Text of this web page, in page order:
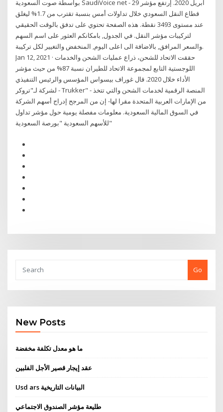
بواسطة صوت السعودية SaudiVoice net - 29 ابريل 2020. إرتفع مؤشر
قطاع النقل السعودي خلال تداولات أمس بنسبة تقترب من 1.7% ليغلق
عند مستوى 3493 نقطة. هذه الصفحة تحتوي على تدفق بالوقت الحقيقي
لتركيبات مؤشر النقل. في الجدول, بامكانكم العثور على اسم السهم
والسعر المرافق, بالاضافة الى اعلى اليوم, المنخفض والتغيير لكل تركيبة.
Jan 12, 2021 · حققت الاتحاد للشحن، ذراع عمليات الشحن والخدمات
اللوجستية التابع لمجموعة الاتحاد للطيران نسبة 87% من حيث مؤشر
الأداء خلال 2020. قال غوراف بيسواس المؤسس والرئيس التنفيذي
لشركة لـ"تروكر - Trukker" - المنصة الرقمية لخدمات الشحن والتي تتخذ
من الإمارات العربية المتحدة مقرا لها- إن من المرجح إدراج أسهم الشركة
في السوق المالية السعودية. معلومات مفصلة يومية حول مؤشر تداول
للأسهم السعودية "بورصة السعودية"
Go
New Posts
ما هو معدل تكلفة مخفضة
عقد إيجار قصير الأجل الفلبين
Usd ars البيانات التاريخية
طليعة مؤشر الصندوق الاجتماعي